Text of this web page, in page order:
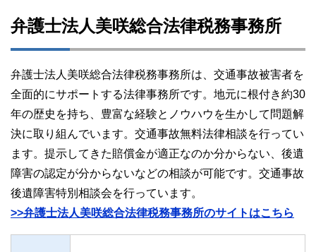
弁護士法人美咲総合法律税務事務所
弁護士法人美咲総合法律税務事務所は、交通事故被害者を
全面的にサポートする法律事務所です。地元に根付き約30
年の歴史を持ち、豊富な経験とノウハウを生かして問題解
決に取り組んでいます。交通事故無料法律相談を行ってい
ます。提示してきた賠償金が適正なのか分からない、後遺
障害の認定が分からないなどの相談が可能です。交通事故
後遺障害特別相談会を行っています。
>>弁護士法人美咲総合法律税務事務所のサイトはこちら